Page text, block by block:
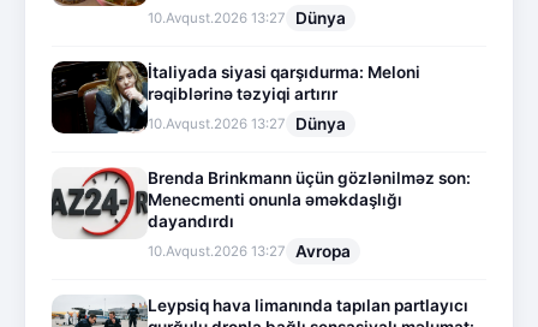
10.Avqust.2026 13:27 Dünya
İtaliyada siyasi qarşıdurma: Meloni
rəqiblərinə təzyiqi artırır
10.Avqust.2026 13:27 Dünya
Brenda Brinkmann üçün gözlənilməz son:
Menecmenti onunla əməkdaşlığı
dayandırdı
10.Avqust.2026 13:27 Avropa
Leypsiq hava limanında tapılan partlayıcı